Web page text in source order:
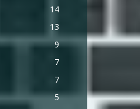
14
13
9
7
7
5